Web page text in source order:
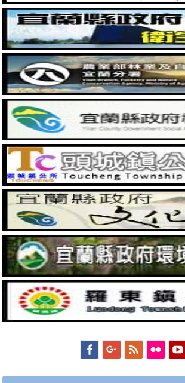
FacebookGoogleplus
Feed Flickr